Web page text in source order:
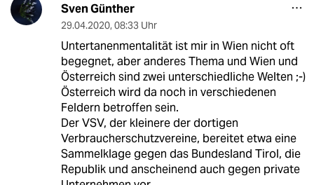
Sven Günther
29.04.2020, 08:33 Uhr
Untertanenmentalität ist mir in Wien nicht oft
begegnet, aber anderes Thema und Wien und
Österreich sind zwei unterschiedliche Welten ;-)
Österreich wird da noch in verschiedenen
Feldern betroffen sein.
Der VSV, der kleinere der dortigen
Verbraucherschutzvereine, bereitet etwa eine
Sammelklage gegen das Bundesland Tirol, die
Republik und anscheinend auch gegen private